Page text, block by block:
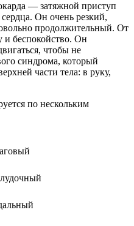
— затяжной приступ
Он очень резкий,
продолжительный. От
и беспокойство. Он
чтобы не
синдрома, который
части тела: в руку,
по нескольким